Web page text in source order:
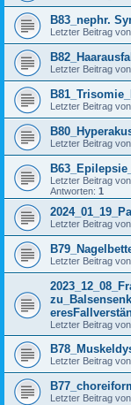
B83_nephr.
Letzter Beitrag von
Letzter Beitrag von
Letzter Beitrag von
Letzter Beitrag von
Letzter Beitrag von
Antworten: 1
Letzter Beitrag von
Letzter Beitrag von
Letzter Beitrag von
Letzter Beitrag von
Letzter Beitrag von